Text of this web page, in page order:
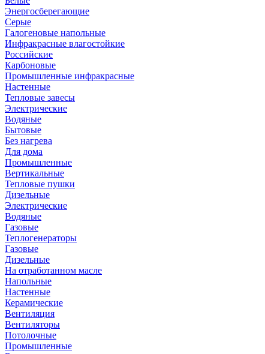
Энергосберегающие
Серые
Галогеновые напольные
Инфракрасные влагостойкие
Российские
Карбоновые
Промышленные инфракрасные
Настенные
Тепловые завесы
Электрические
Водяные
Бытовые
Без нагрева
Для дома
Промышленные
Вертикальные
Тепловые пушки
Дизельные
Электрические
Водяные
Газовые
Теплогенераторы
Газовые
Дизельные
На отработанном масле
Напольные
Настенные
Керамические
Вентиляция
Вентиляторы
Потолочные
Промышленные